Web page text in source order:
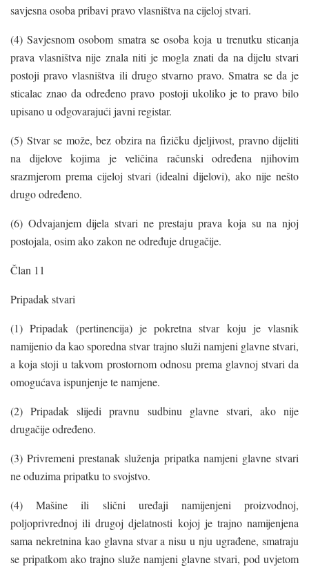
savjesna osoba pribavi pravo vlasništva na cijeloj stvari.
(4) Savjesnom osobom smatra se osoba koja u trenutku sticanja
prava vlasništva nije znala niti je mogla znati da na dijelu stvari
postoji pravo vlasništva ili drugo stvarno pravo. Smatra se da je
sticalac znao da određeno pravo postoji ukoliko je to pravo bilo
upisano u odgovarajući javni registar.
(5) Stvar se može, bez obzira na fizičku djeljivost, pravno dijeliti
na dijelove kojima je veličina računski određena njihovim
srazmjerom prema cijeloj stvari (idealni dijelovi), ako nije nešto
drugo određeno.
(6) Odvajanjem dijela stvari ne prestaju prava koja su na njoj
postojala, osim ako zakon ne određuje drugačije.
Član 11
Pripadak stvari
(1) Pripadak (pertinencija) je pokretna stvar koju je vlasnik
namijenio da kao sporedna stvar trajno služi namjeni glavne stvari,
a koja stoji u takvom prostornom odnosu prema glavnoj stvari da
omogućava ispunjenje te namjene.
(2) Pripadak slijedi pravnu sudbinu glavne stvari, ako nije
drugačije određeno.
(3) Privremeni prestanak služenja pripatka namjeni glavne stvari
ne oduzima pripatku to svojstvo.
(4) Mašine ili slični uređaji namijenjeni proizvodnoj,
poljoprivrednoj ili drugoj djelatnosti kojoj je trajno namijenjena
sama nekretnina kao glavna stvar a nisu u nju ugrađene, smatraju
se pripatkom ako trajno služe namjeni glavne stvari, pod uvjetom